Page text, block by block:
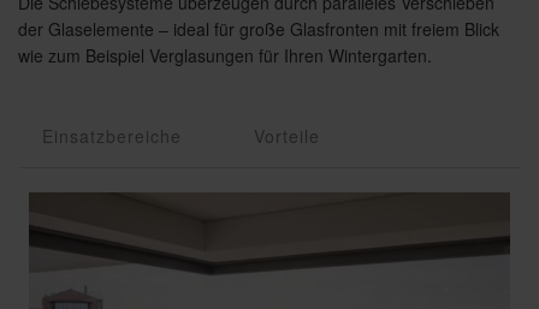
der Glaselemente – ideal für große Glasfronten mit freiem Blick
wie zum Beispiel Verglasungen für Ihren Wintergarten.
Einsatzbereiche Vorteile